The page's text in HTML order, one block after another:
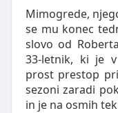
Mimogrede,
se mu konec
slovo od
33-letnik, ki je
prost prestop
sezoni zaradi
in je na osmih